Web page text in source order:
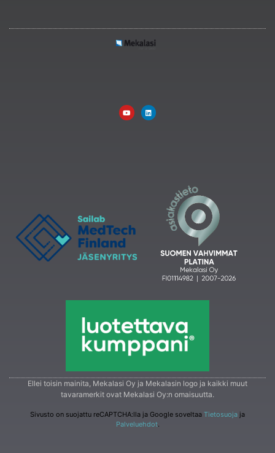
Ellei toisin mainita, Mekalasi Oy ja Mekalasin logo ja kaikki muut
tavaramerkit ovat Mekalasi Oy:n omaisuutta.
Sivusto on suojattu reCAPTCHA:lla ja Google soveltaa Tietosuoja ja
Palveluehdot.